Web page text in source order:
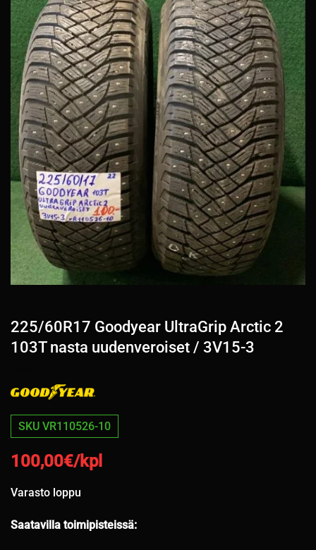
225/60R17 Goodyear UltraGrip Arctic 2
103T nasta uudenveroiset / 3V15-3
SKU VR110526-10
100,00€/kpl
Varasto loppu
Saatavilla toimipisteissä: